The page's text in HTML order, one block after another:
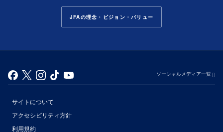
JFAの理念・ビジョン・バリュー
ソーシャルメディア一覧
サイトについて
アクセシビリティ方針
利用規約